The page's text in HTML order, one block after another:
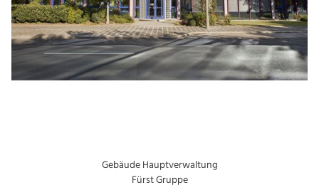
Gebäude Hauptverwaltung
Fürst Gruppe